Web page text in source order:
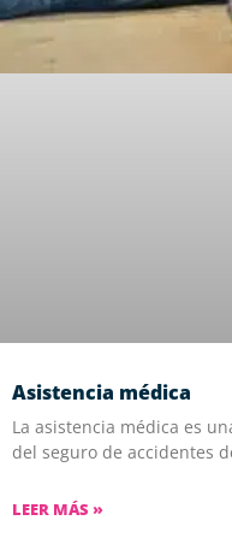
Asistencia médica
La asistencia médica es
del seguro de accidentes
LEER MÁS »